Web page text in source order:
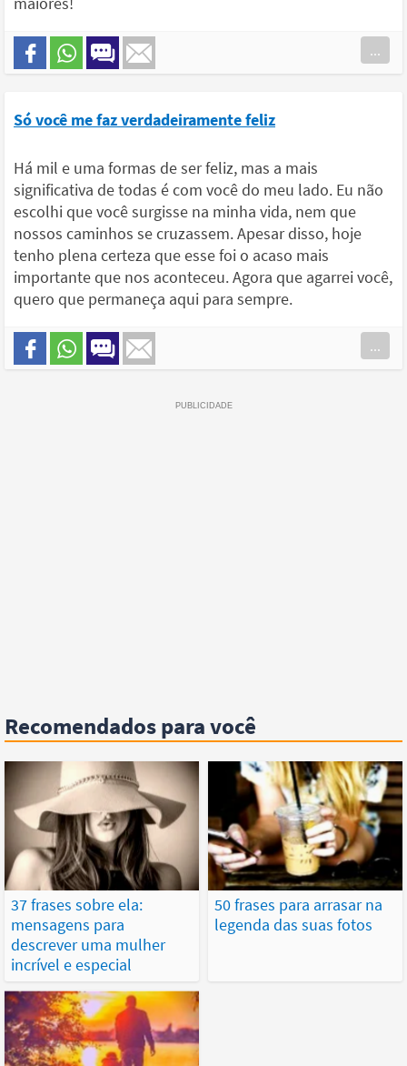
...
Só você me faz verdadeiramente feliz
Há mil e uma formas de ser feliz, mas a mais
significativa de todas é com você do meu lado. Eu não
escolhi que você surgisse na minha vida, nem que
nossos caminhos se cruzassem. Apesar disso, hoje
tenho plena certeza que esse foi o acaso mais
importante que nos aconteceu. Agora que agarrei você,
quero que permaneça aqui para sempre.
...
Recomendados para você
37 frases sobre ela:
mensagens para
descrever uma mulher
incrível e especial
50 frases para arrasar na
legenda das suas fotos